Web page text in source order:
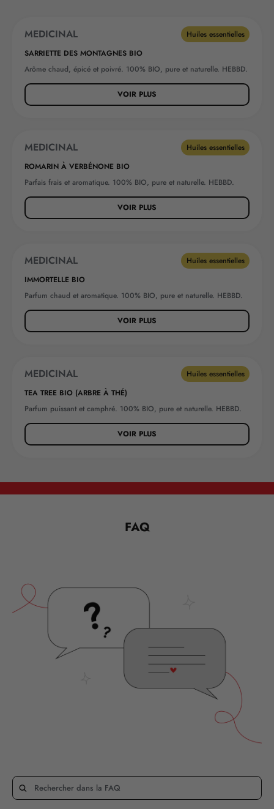
MEDICINAL
Huiles essentielles
SARRIETTE DES MONTAGNES BIO
Arôme chaud, épicé et poivré. 100% BIO, pure et naturelle. HEBBD.
VOIR PLUS
MEDICINAL
Huiles essentielles
ROMARIN À VERBÉNONE BIO
Parfais frais et aromatique. 100% BIO, pure et naturelle. HEBBD.
VOIR PLUS
MEDICINAL
Huiles essentielles
IMMORTELLE BIO
Parfum chaud et aromatique. 100% BIO, pure et naturelle. HEBBD.
VOIR PLUS
BEST-SELLER
MEDICINAL
Huiles essentielles
TEA TREE BIO (ARBRE À THÉ)
Parfum puissant et camphré. 100% BIO, pure et naturelle. HEBBD.
VOIR PLUS
FAQ